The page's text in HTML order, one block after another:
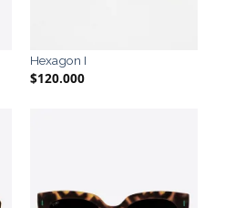
Hexagon I
$120.000